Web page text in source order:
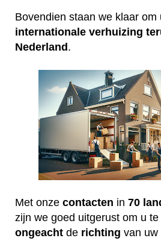
Bovendien staan we klaar om
internationale verhuizing
Nederland.
Met onze contacten in 70
zijn we goed uitgerust om u te
ongeacht de richting van uw